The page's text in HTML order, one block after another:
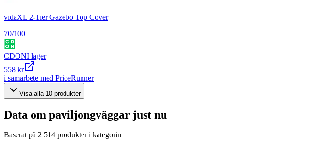
vidaXL 2-Tier Gazebo Top Cover
70/100
CDONI lager
558 kr
i samarbete med PriceRunner
Visa alla 10 produkter
Data om paviljongväggar just nu
Baserat på 2 514 produkter i kategorin